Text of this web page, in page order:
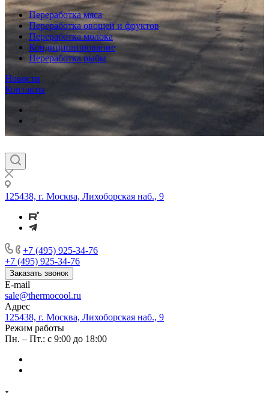
Переработка мяса
Переработка овощей и фруктов
Переработка молока
Кондиционирование
Переработка рыбы
Новости
Контакты
125438, г. Москва, Лихоборская наб., 9
+7 (495) 925-34-76
+7 (495) 925-34-76
Заказать звонок
E-mail
sale@thermocool.ru
Адрес
125438, г. Москва, Лихоборская наб., 9
Режим работы
Пн. – Пт.: с 9:00 до 18:00